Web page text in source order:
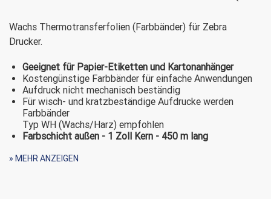
Wachs Thermotransferfolien (Farbbänder) für Zebra
Drucker.
Geeignet für Papier-Etiketten und Kartonanhänger
Kostengünstige Farbbänder für einfache Anwendungen
Aufdruck nicht mechanisch beständig
Für wisch- und kratzbeständige Aufdrucke werden
Farbbänder
Typ WH (Wachs/Harz) empfohlen
Farbschicht außen - 1 Zoll Kern - 450 m lang
Geeignet für die Zebra Drucker
» MEHR ANZEIGEN